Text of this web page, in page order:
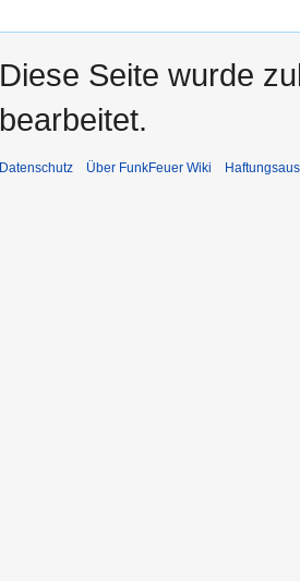
Diese Seite wurde
bearbeitet.
Datenschutz Über FunkFeuer Wiki